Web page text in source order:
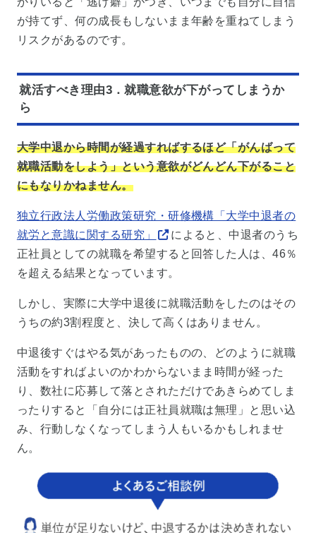
が持てず、何の成長もしないまま年齢を重ねてしまう
リスクがあるのです。
就活すべき理由3．就職意欲が下がってしまうか
ら
大学中退から時間が経過すればするほど「がんばって
就職活動をしよう」という意欲がどんどん下がること
にもなりかねません。
独立行政法人労働政策研究・研修機構「大学中退者の
就労と意識に関する研究」
によると、中退者のうち
正社員としての就職を希望すると回答した人は、46％
を超える結果となっています。
しかし、実際に大学中退後に就職活動をしたのはその
うちの約3割程度と、決して高くはありません。
中退後すぐはやる気があったものの、どのように就職
活動をすればよいのかわからないまま時間が経った
り、数社に応募して落とされただけであきらめてしま
ったりすると「自分には正社員就職は無理」と思い込
み、行動しなくなってしまう人もいるかもしれませ
ん。